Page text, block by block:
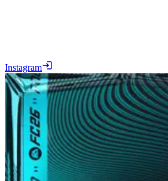
Instagram